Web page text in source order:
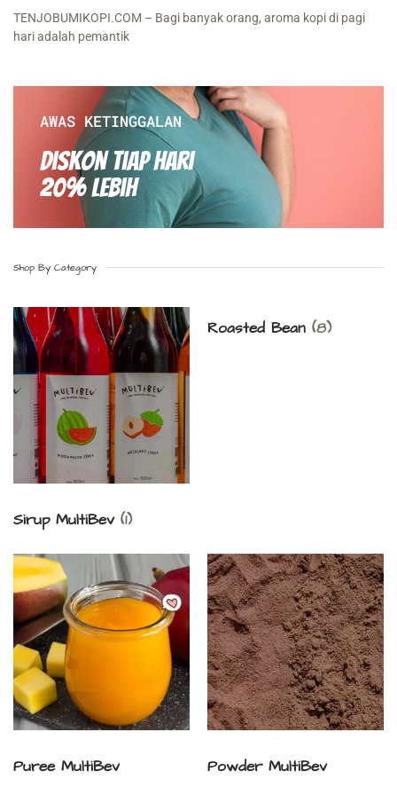
TENJOBUMIKOPI.COM – Bagi banyak orang, aroma kopi di pagi
hari adalah pemantik
AWAS KETINGGALAN
Diskon Tiap hari
20% Lebih
Shop By Category
Sirup MultiBev (1)
Roasted Bean (8)
Puree MultiBev Powder MultiBev